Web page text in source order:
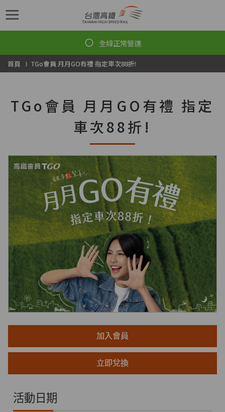
首頁 TGo會員 月月GO有禮 指定車次88折!
TGo會員 月月GO有禮 指定
車次88折!
加入會員
立即兌換
活動日期